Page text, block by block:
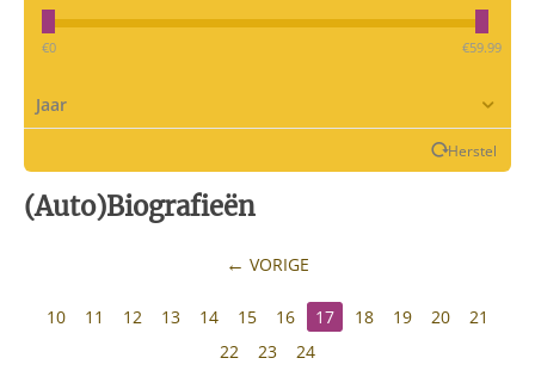
‎€0 ‎€59.99
Jaar
Herstel
(Auto)Biografieën
VORIGE
10 11 12 13 14 15 16 17 18 19 20
21
22
23 24